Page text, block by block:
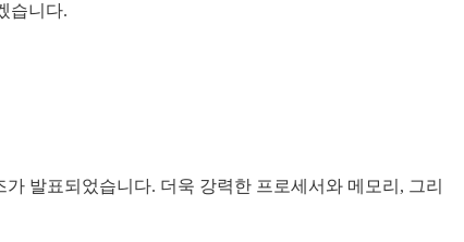
습니다.
발표되었습니다. 더욱 강력한 프로세서와 메모리, 그리